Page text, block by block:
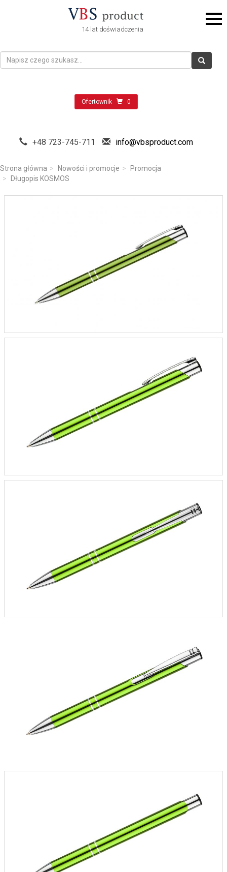
14 lat doświadczenia
Ofertownik 0
+48 723-745-711 info@vbsproduct.com
Strona główna Nowości i promocje
Promocja
Długopis KOSMOS